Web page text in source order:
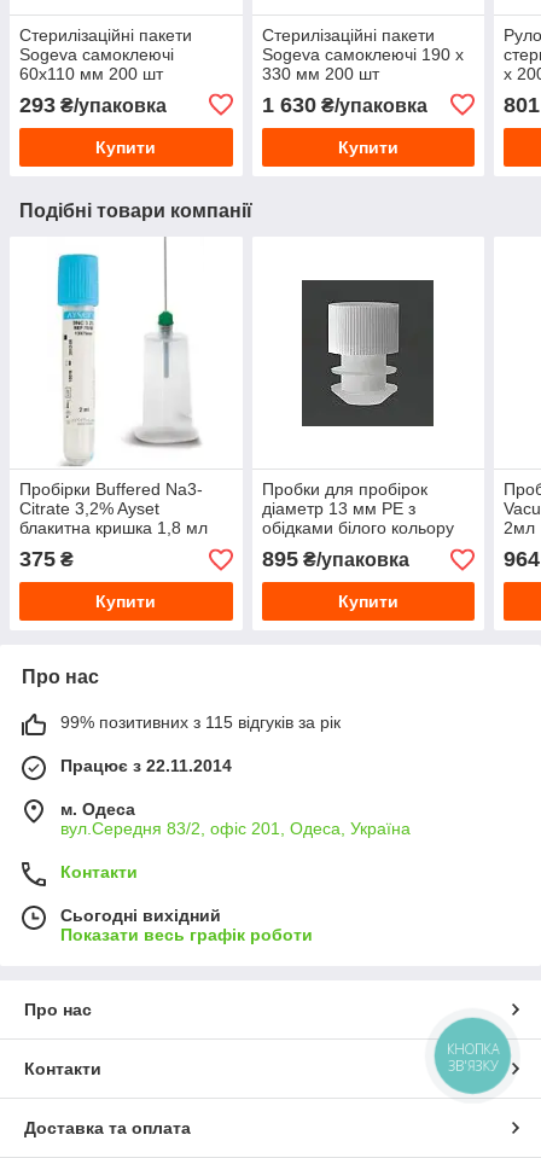
Стерилізаційні пакети
Sogeva самоклеючі
60х110 мм 200 шт
293 ₴/упаковка
Купити
Стерилізаційні пакети
Sogeva самоклеючі 190 х
330 мм 200 шт
1 630₴/упаковка
Купити
х
801
Подібні товари компанії
Пробірки Buffered Na3-
Citrate 3,2% Ayset
блакитна кришка 1,8 мл
13х75 мм
375 ₴
Купити
Пробки для пробірок
діаметр 13 мм PE з
обідками білого кольору
1000 шт/уп
895₴/упаковка
Купити
2мл
964
Про нас
99% позитивних з 115 відгуків за рік
Працює з 22.11.2014
м. Одеса
вул.Середня 83/2, офіс 201, Одеса, Україна
Контакти
Сьогодні вихідний
Показати весь графік роботи
Про нас
Контакти
Доставка та оплата
КНОПКА
ЗВ'ЯЗКУ